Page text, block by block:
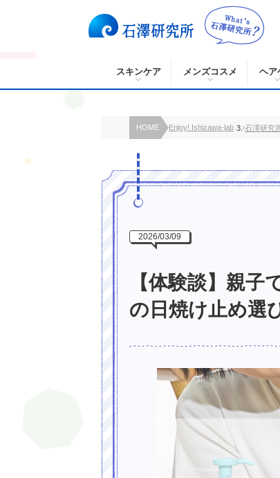
スキンケア メンズコスメ ヘア
HOME Enjoy! Ishizawa-lab 石澤研究
2026/03/09
【体験談】親子
の日焼け止め選